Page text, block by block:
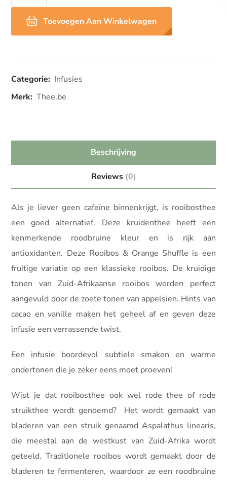
Categorie: Infusies
Merk: Thee.be
Toevoegen Aan Winkelwagen
Beschrijving
Reviews (0)
Als je liever geen cafeïne binnenkrijgt, is rooibosthee
een goed alternatief. Deze kruidenthee heeft een
kenmerkende roodbruine kleur en is rijk aan
antioxidanten. Deze Rooibos & Orange Shuffle is een
fruitige variatie op een klassieke rooibos. De kruidige
tonen van Zuid-Afrikaanse rooibos worden perfect
aangevuld door de zoete tonen van appelsien. Hints van
cacao en vanille maken het geheel af en geven deze
infusie een verrassende twist.
Een infusie boordevol subtiele smaken en warme
ondertonen die je zeker eens moet proeven!
Wist je dat rooibosthee ook wel rode thee of rode
struikthee wordt genoemd? Het wordt gemaakt van
bladeren van een struik genaamd Aspalathus linearis,
die meestal aan de westkust van Zuid-Afrika wordt
geteeld. Traditionele rooibos wordt gemaakt door de
bladeren te fermenteren, waardoor ze een roodbruine